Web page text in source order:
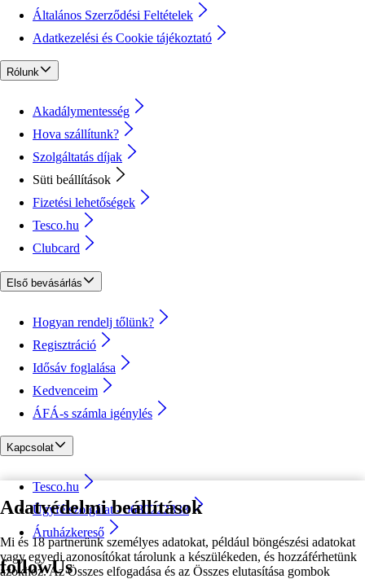
Adatvédelmi beállítások
Mi és 18 partnerünk személyes adatokat, például böngészési adatokat
vagy egyedi azonosítókat tárolunk a készülékeden, és hozzáférhetünk
azokhoz. Az Összes elfogadása és az Összes elutasítása gombok
Általános Szerződési Feltételek
Adatkezelési és Cookie tájékoztató
Rólunk
Akadálymentesség
Hova szállítunk?
Szolgáltatás díjak
Süti beállítások
Fizetési lehetőségek
Tesco.hu
Clubcard
Első bevásárlás
Hogyan rendelj tőlünk?
Regisztráció
Idősáv foglalása
Kedvenceim
ÁFÁ-s számla igénylés
Kapcsolat
Tesco.hu
Ügyfélszolgálat - 0680222333
Áruházkereső
followUs